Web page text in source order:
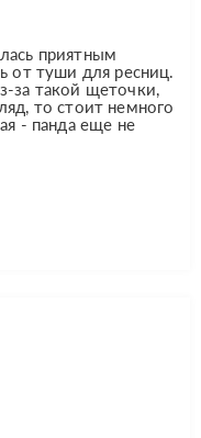
приятным
от туши для ресниц.
за такой щеточки,
то стоит немного
- панда еще не